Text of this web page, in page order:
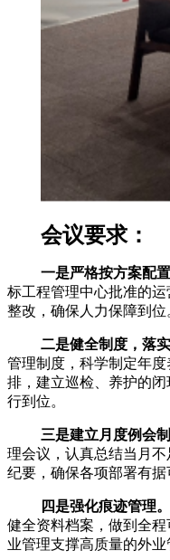
会议要求：
一是严格按方案配置
标工程管理中心批准的
整改，确保人力保障到位
二是健全制度，落
管理制度，科学制定年
排，建立巡检、养护的
行到位。
三是建立月度例会
理会议，认真总结当月
纪要，确保各项部署有据
四是强化痕迹管理
健全资料档案，做到全
业管理支撑高质量的外业